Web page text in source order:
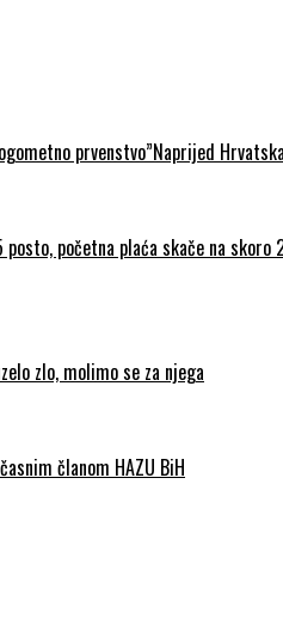
prvenstvo”Naprijed
početna plaća skače na skoro
zlo, molimo se za njega
članom HAZU BiH